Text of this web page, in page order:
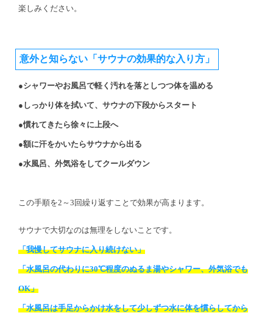
楽しみください。
意外と知らない「サウナの効果的な入り方」
●シャワーやお風呂で軽く汚れを落としつつ体を温める
●しっかり体を拭いて、サウナの下段からスタート
●慣れてきたら徐々に上段へ
●額に汗をかいたらサウナから出る
●水風呂、外気浴をしてクールダウン
この手順を2～3回繰り返すことで効果が高まります。
サウナで大切なのは無理をしないことです。
「我慢してサウナに入り続けない」
「水風呂の代わりに30℃程度のぬるま湯やシャワー、外気浴でも
OK」
「水風呂は手足からかけ水をして少しずつ水に体を慣らしてから